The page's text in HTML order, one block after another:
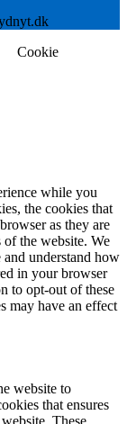
Cookie
while you
the cookies that
as they are
the website. We
understand how
in your browser
to opt-out of these
may have an effect
website to
that ensures
These